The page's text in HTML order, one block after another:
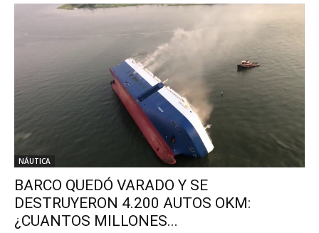
NÁUTICA
BARCO QUEDÓ VARADO Y SE
DESTRUYERON 4.200 AUTOS OKM:
¿CUANTOS MILLONES...